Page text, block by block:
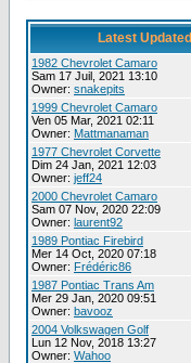
Latest Updated
1982 Chevrolet Camaro
Sam 17 Juil, 2021 13:10
Owner: snakepits
1999 Chevrolet Camaro
Ven 05 Mar, 2021 02:11
Owner: Mattmanaman
1977 Chevrolet Corvette
Dim 24 Jan, 2021 12:03
Owner: jeff24
2000 Chevrolet Camaro
Sam 07 Nov, 2020 22:09
Owner: laurent92
1989 Pontiac Firebird
Mer 14 Oct, 2020 07:18
Owner: Frédéric86
1987 Pontiac Trans Am
Mer 29 Jan, 2020 09:51
Owner: bavooz
2004 Volkswagen Golf
Lun 12 Nov, 2018 13:27
Owner: Wahoo